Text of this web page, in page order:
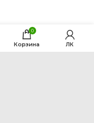
0
Корзина ЛК